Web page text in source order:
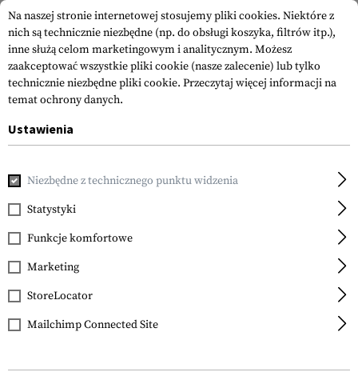
Victorinox
Camper
Na naszej stronie internetowej stosujemy pliki cookies. Niektóre z
nich są technicznie niezbędne (np. do obsługi koszyka, filtrów itp.),
inne służą celom marketingowym i analitycznym. Możesz
zaakceptować wszystkie pliki cookie (nasze zalecenie) lub tylko
technicznie niezbędne pliki cookie. Przeczytaj więcej informacji na
temat ochrony danych.
Ustawienia
Niezbędne z technicznego punktu widzenia
Statystyki
Funkcje komfortowe
Marketing
StoreLocator
Mailchimp Connected Site